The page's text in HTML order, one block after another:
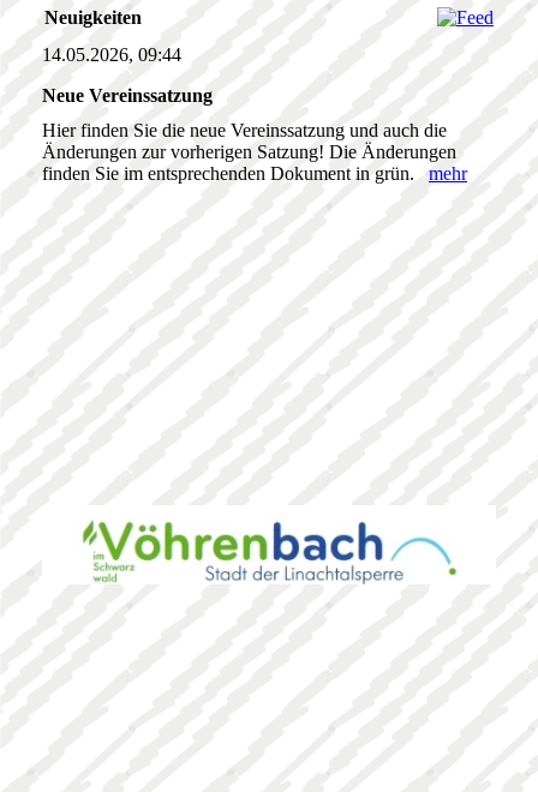
Neuigkeiten
14.05.2026, 09:44
Neue Vereinssatzung
Hier finden Sie die neue Vereinssatzung und auch die
Änderungen zur vorherigen Satzung! Die Änderungen
finden Sie im entsprechenden Dokument in grün.mehr